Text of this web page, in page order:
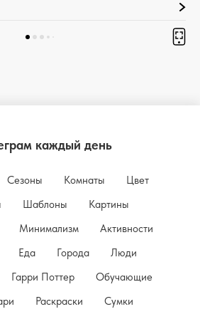
каждый день
Сезоны Комнаты
Цвет
Шаблоны
Картины
Минимализм
Активности
Еда Города
Люди
Гарри Поттер
Обучающие
Раскраски Сумки